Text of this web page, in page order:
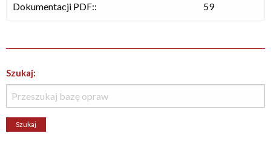
Dokumentacji PDF:: 59
Szukaj: